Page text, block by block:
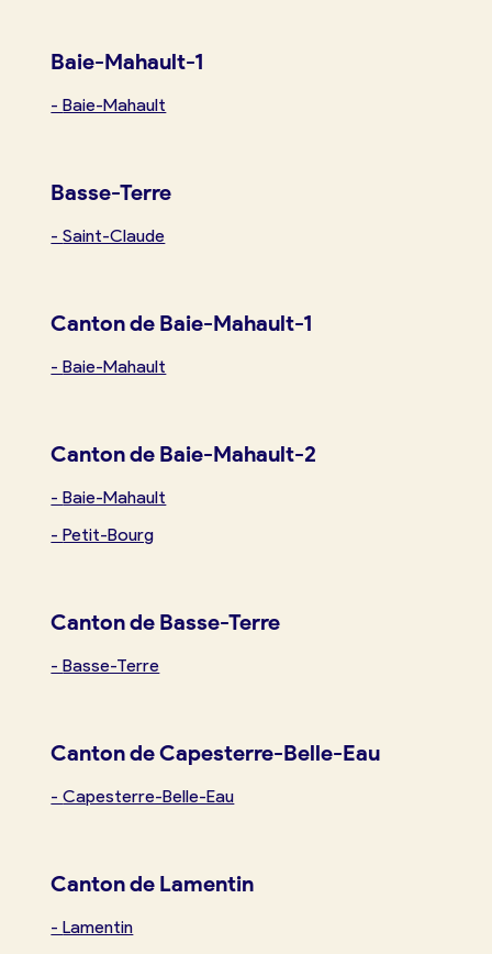
Je référence
boulangerie
Je crée mon compte
Baie-Mahault-1
-Baie-Mahault
Basse-Terre
-Saint-Claude
Canton de Baie-Mahault-1
-Baie-Mahault
Canton de Baie-Mahault-2
-Baie-Mahault
-Petit-Bourg
Canton de Basse-Terre
-Basse-Terre
Canton de Capesterre-Belle-Eau
-Capesterre-Belle-Eau
Canton de Lamentin
-Lamentin